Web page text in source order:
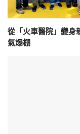
從「火車醫院」變
氣爆棚